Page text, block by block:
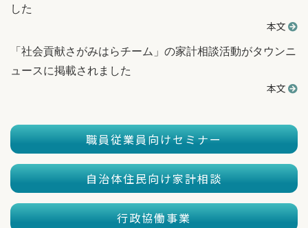
した
本文
「社会貢献さがみはらチーム」の家計相談活動がタウンニ
ュースに掲載されました
本文
職員従業員向けセミナー
自治体住民向け家計相談
行政協働事業